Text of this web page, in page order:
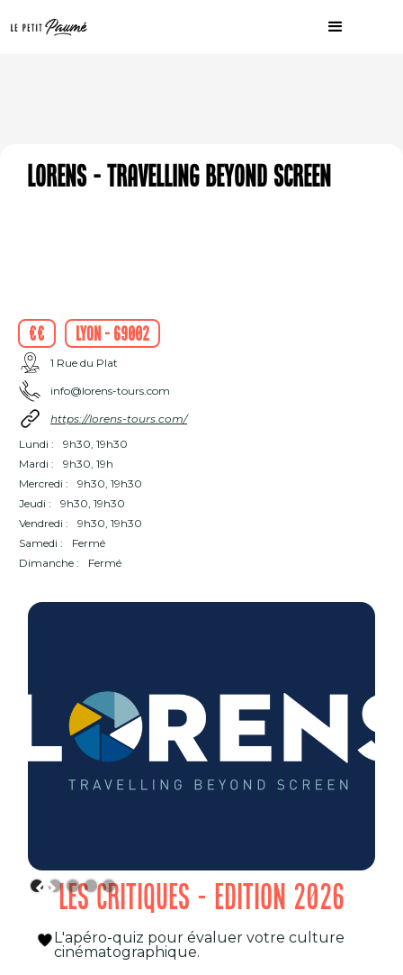
Lorens - Travelling Beyond Screen
€€ Lyon - 69002
1 Rue du Plat
info@lorens-tours.com
https://lorens-tours.com/
Lundi :
9h30, 19h30
Mardi :
9h30, 19h
Mercredi :
9h30, 19h30
Jeudi :
9h30, 19h30
Vendredi :
9h30, 19h30
Samedi :
Fermé
Dimanche :
Fermé
LES CRITIQUES - EDITION 2026
L'apéro-quiz pour évaluer votre culture
cinématographique.